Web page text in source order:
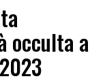
occulta a